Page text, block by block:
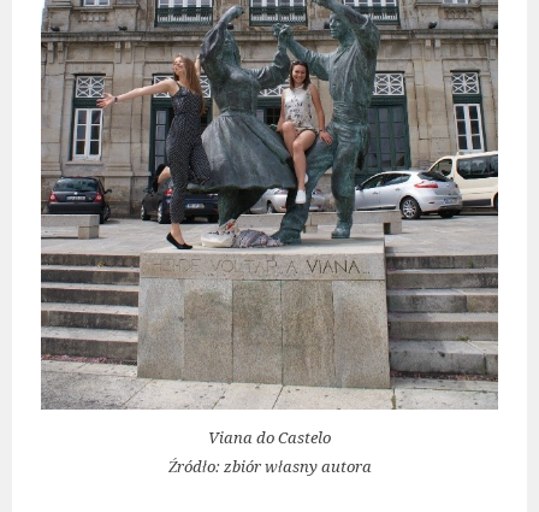
Viana do Castelo
Źródło: zbiór własny autora